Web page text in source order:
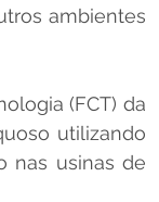
ambientes
(FCT) da
utilizando
nas usinas de